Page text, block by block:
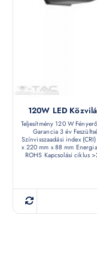
120W LED
Teljesítmény 120 W
Garancia 3 év
Színvisszaadási index
x 220 mm x 88 mm
ROHS Kapcsolási ciklus